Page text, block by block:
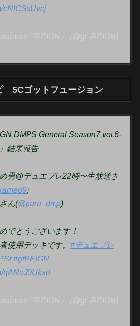
cNICSsUvcj
『REIGN』 (@gt_REIGN)
5Cゴットフュージョン
DMPS General Season7 vol.6-
結果報告
男@デュエプレ22時〜生放送さ
)
ん(@para_dmp)
でとうございます！
使用デッキです。#デュエプレ
#gtREIGN
qANeJ0Ukxd
『REIGN』 (@gt_REIGN)